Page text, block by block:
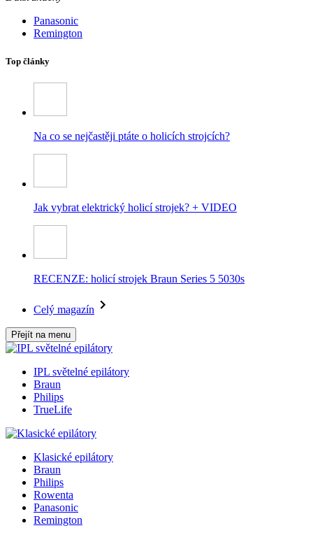
Panasonic
Remington
Top články
Na co se nejčastěji ptáte o holicích strojcích?
Jak vybrat elektrický holicí strojek? + VIDEO
RECENZE: holicí strojek Braun Series 5 5030s
Celý magazín
Přejít na menu
IPL světelné epilátory
Braun
Philips
TrueLife
Klasické epilátory
Braun
Philips
Rowenta
Panasonic
Remington